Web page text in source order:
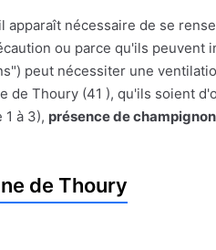
apparaît nécessaire de se
ou parce qu'ils
peut nécessiter une
de Thoury (41 ), qu'ils soient
à 3), présence de
de Thoury